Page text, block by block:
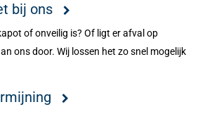
bij ons
of onveilig is? Of ligt er afval op
ons door. Wij lossen het zo snel mogelijk